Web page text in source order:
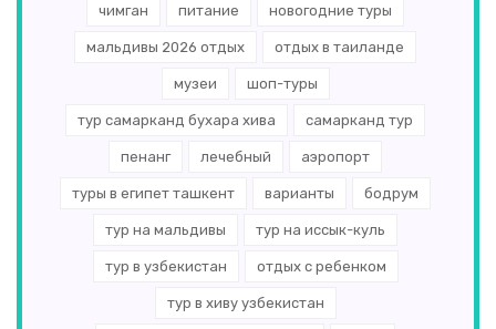
чимган питание новогодние туры
мальдивы 2026 отдых отдых в таиланде
музеи шоп-туры
тур самарканд бухара хива самарканд тур
пенанг лечебный аэропорт
туры в египет ташкент варианты бодрум
тур на мальдивы тур на иссык-куль
тур в узбекистан отдых с ребенком
тур в хиву узбекистан